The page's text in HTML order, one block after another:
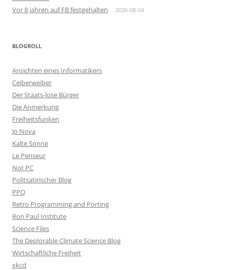
Vor 8 jahren auf FB festgehalten 2026-08-04
BLOGROLL
Ansichten eines Informatikers
Ceiberweiber
Der Staats-lose Bürger
Die Anmerkung
Freiheitsfunken
Jo Nova
Kalte Sonne
Le Penseur
Not PC
Politsatirischer Blog
PPQ
Retro Programming and Porting
Ron Paul Institute
Science Files
The Deplorable Climate Science Blog
Wirtschaftliche Freiheit
xkcd